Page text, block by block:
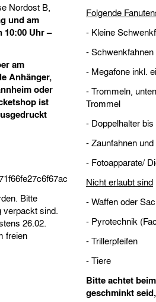
Nordost B,
und am
Uhr –
am
Anhänger,
oder
ist
Bitte
verpackt sind.
26.02.
freien
Folgende
- Kleine
-
- Megafone inkl.
- Trommeln,
Trommel
- Doppelhalter
- Zaunfahnen
- Fotoapparate/
Nicht erlaubt sind
- Waffen oder
- Pyrotechnik
- Trillerpfeifen
- Tiere
Bitte achtet
geschminkt